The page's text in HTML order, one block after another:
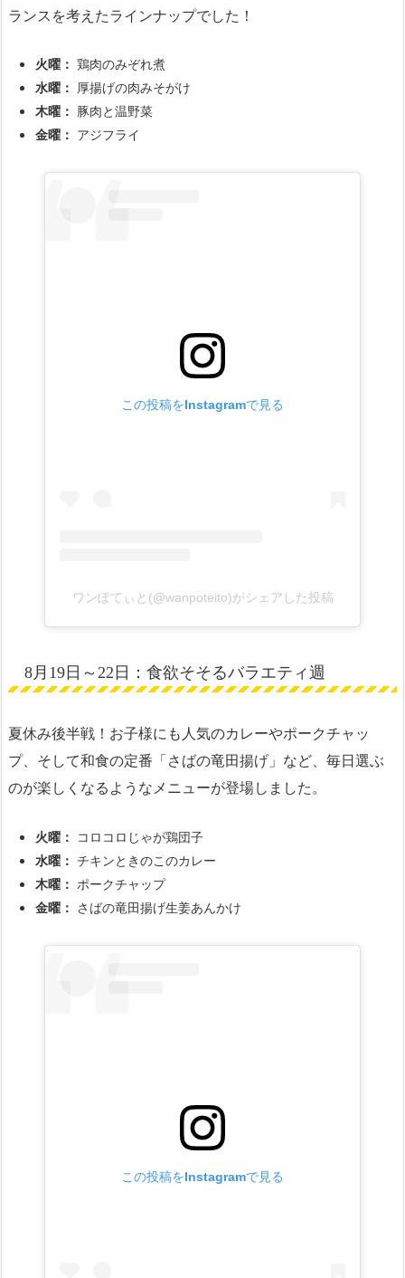
ランスを考えたラインナップでした！
火曜： 鶏肉のみぞれ煮
水曜： 厚揚げの肉みそがけ
木曜： 豚肉と温野菜
金曜： アジフライ
この投稿をInstagramで見る
ワンぽてぃと(@wanpoteito)がシェアした投稿
8月19日～22日：食欲そそるバラエティ週
夏休み後半戦！お子様にも人気のカレーやポークチャッ
プ、そして和食の定番「さばの竜田揚げ」など、毎日選ぶ
のが楽しくなるようなメニューが登場しました。
火曜： コロコロじゃが鶏団子
水曜： チキンときのこのカレー
木曜： ポークチャップ
金曜： さばの竜田揚げ生姜あんかけ
この投稿をInstagramで見る